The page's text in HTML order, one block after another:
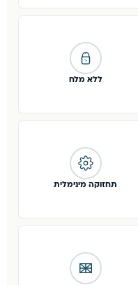
ללא מלח
תחזוקה מינימלית